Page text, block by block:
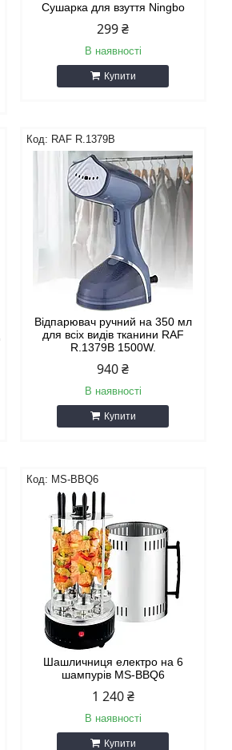
Сушарка для взуття Ningbo
299 ₴
В наявності
Купити
RAF R.1379B
Відпарювач ручний на 350 мл
для всіх видів тканини RAF
R.1379B 1500W.
940 ₴
В наявності
Купити
MS-BBQ6
Шашличниця електро на 6
шампурів MS-BBQ6
1 240 ₴
В наявності
Купити